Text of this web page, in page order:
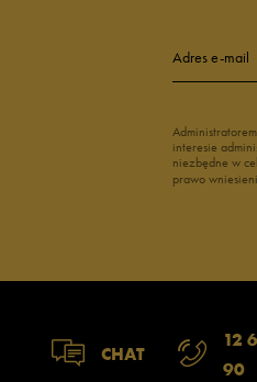
Adres e-mail
interesie
niezbędne w
prawo
CHAT
12
90